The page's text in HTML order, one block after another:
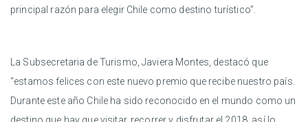
principal razón para elegir Chile como destino turístico”.
La Subsecretaria de Turismo, Javiera Montes, destacó que
“estamos felices con este nuevo premio que recibe nuestro país.
Durante este año Chile ha sido reconocido en el mundo como un